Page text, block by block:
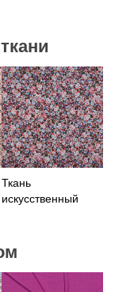
Ткань
искусственный
цветами